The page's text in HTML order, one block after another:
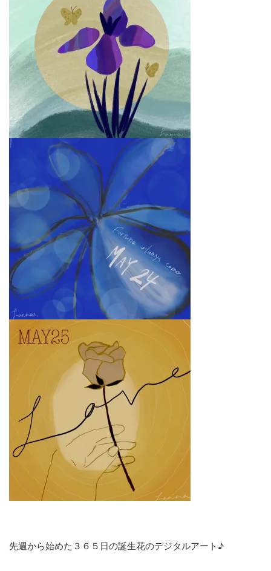
先週から始めた３６５日の誕生花のデジタルアート♪